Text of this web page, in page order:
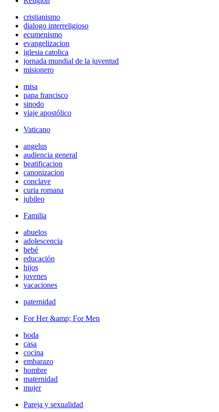
cristianismo
dialogo interreligioso
ecumenismo
evangelizacion
iglesia catolica
jornada mundial de la juventud
misionero
misa
papa francisco
sinodo
viaje apostólico
Vaticano
angelus
audiencia general
beatificacion
canonizacion
conclave
curia romana
jubileo
Familia
abuelos
adolescencia
bebé
educación
hijos
jovenes
vacaciones
paternidad
For Her &amp; For Men
boda
casa
cocina
embarazo
hombre
maternidad
mujer
Pareja y sexualidad